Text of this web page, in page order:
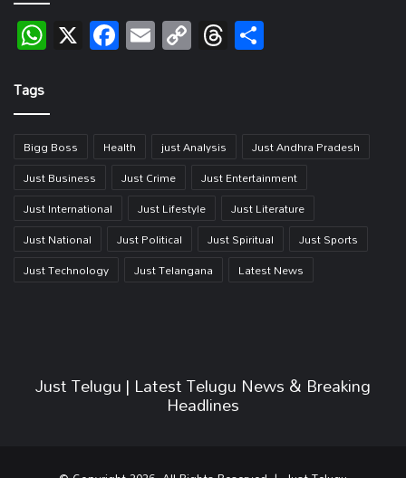
WhatsApp
X Facebook
EmailCopy
Link
Threads
Tags
Bigg Boss Health just Analysis
Just Andhra Pradesh
Just Business
Just Crime
Just Entertainment
Just International
Just Lifestyle
Just Literature
Just National
Just Political Just Spiritual
Just Sports
Just Technology
Just Telangana Latest News
Just Telugu | Latest Telugu News & Breaking
Headlines